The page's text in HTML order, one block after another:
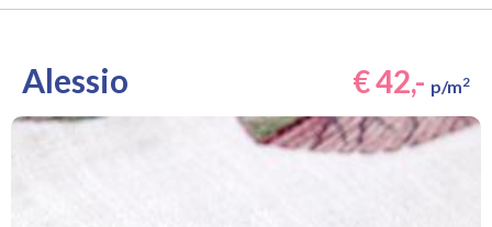
Alessio € 42,- p/m2